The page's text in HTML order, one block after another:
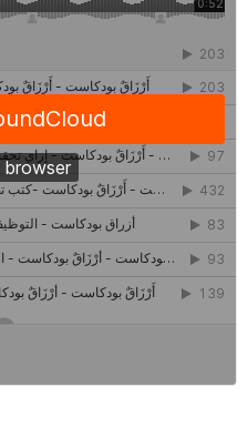
حصاد 2022 لمشروع "رواد 2030″
كل ما تريد معرفته عن
مركز جروان للثقافة